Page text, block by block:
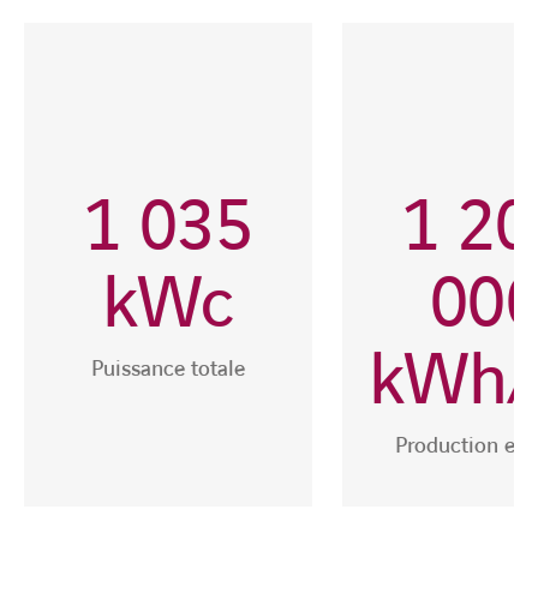
1 035
kWc
Puissance totale
1
Production